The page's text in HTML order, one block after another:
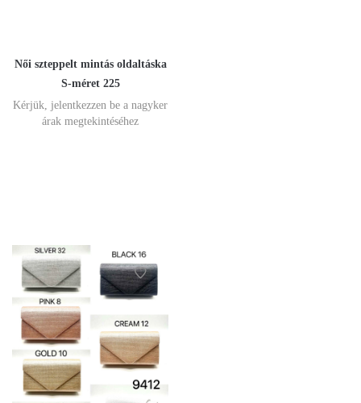
Női szteppelt mintás oldaltáska
S-méret 225
Kérjük, jelentkezzen be a nagyker
árak megtekintéséhez